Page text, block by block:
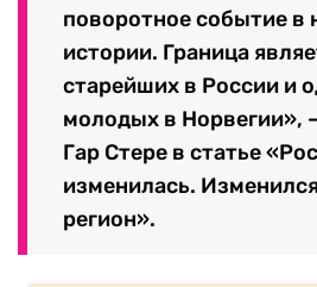
поворотное событие в
истории. Граница
старейших в России и
молодых в Норвегии»,
Гар Стере в статье
изменилась.
регион».